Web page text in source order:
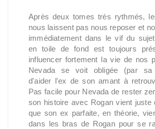
Après deux tomes très rythmés,
nous laissent pas nous reposer et
immédiatement dans le vif du
en toile de fond est toujours
influencer fortement la vie de nos
Nevada se voit obligée (par sa
d'aider l'ex de son amant à
Pas facile pour Nevada de rester
son histoire avec Rogan vient juste
que son ex parfaite, en théorie,
dans les bras de Rogan pour se